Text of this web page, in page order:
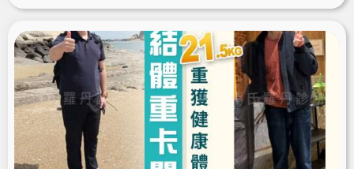
規劃成功瘦身，擺脫體態困擾，找回輕盈自信，遇見更
心動的自己！